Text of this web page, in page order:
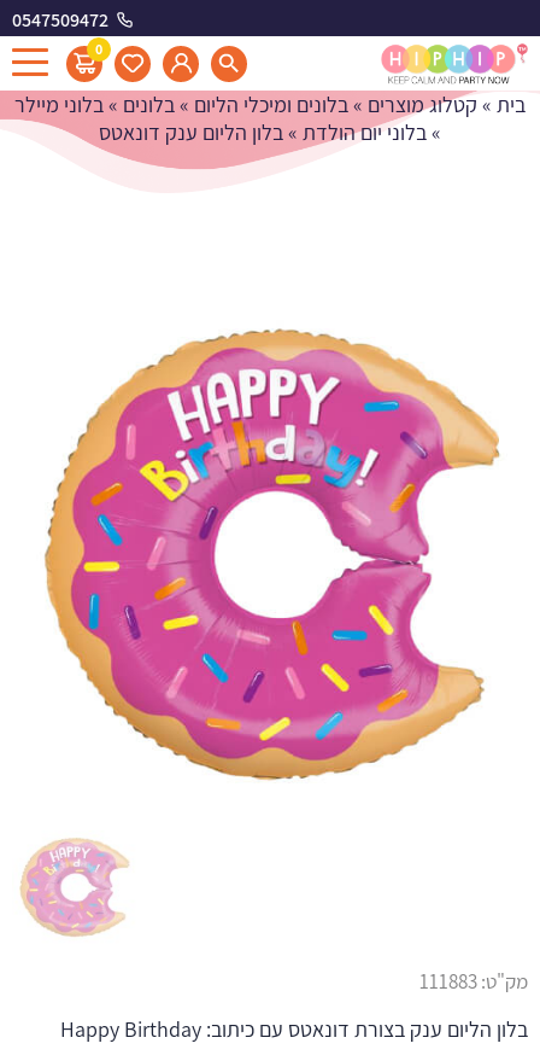
0547509472
0
בלון הליום ענק דונאטס
בית » קטלוג מוצרים »בלונים ומיכלי הליום »בלונים »בלוני מיילר
»בלוני יום הולדת »בלון הליום ענק דונאטס
מק"ט:111883
בלון הליום ענק בצורת דונאטס עם כיתוב: Happy Birthday